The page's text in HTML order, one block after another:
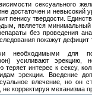
сексуального
достаточен и невысокий
пенису твердости.
является минимальный
без проведения
покажут дефицит
необходимыми для
усиливают
теряет интерес к сексу,
эрекции. Введение
влечение, но он
не корректируя механизма